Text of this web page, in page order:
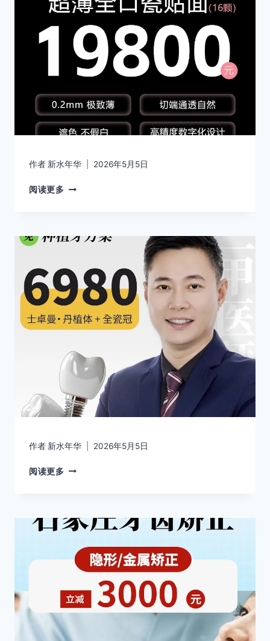
作者 新水年华 2026年5月5日
阅读更多
作者 新水年华 2026年5月5日
阅读更多